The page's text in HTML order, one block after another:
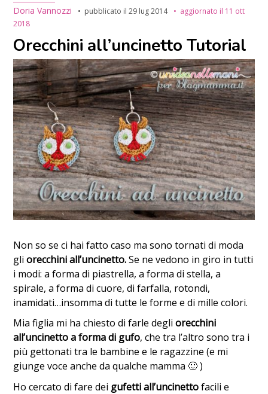
Doria Vannozzi
pubblicato il29 lug 2014 aggiornato il 11 ott
2018
Orecchini all’uncinetto Tutorial
Non so se ci hai fatto caso ma sono tornati di moda
gliorecchini all’uncinetto.Se ne vedono in giro in tutti
i modi: a forma di piastrella, a forma di stella, a
spirale, a forma di cuore, di farfalla, rotondi,
inamidati…insomma di tutte le forme e di mille colori.
Mia figlia mi ha chiesto di farle degliorecchini
all’uncinetto a forma di gufo, che tra l’altro sono tra i
più gettonati tra le bambine e le ragazzine (e mi
giunge voce anche da qualche mamma 🙂 )
Ho cercato di fare dei gufetti all’uncinettofacili e